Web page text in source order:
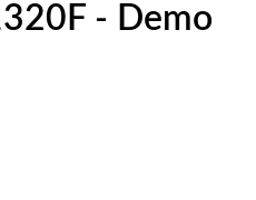
- Demo